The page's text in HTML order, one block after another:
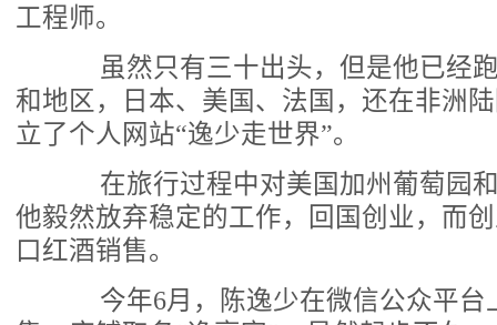
工程师。
虽然只有三十出头，但是他已经跑
和地区，日本、美国、法国，还在非洲
立了个人网站“逸少走世界”。
在旅行过程中对美国加州葡萄园和
他毅然放弃稳定的工作，回国创业，而
口红酒销售。
今年6月，陈逸少在微信公众平台